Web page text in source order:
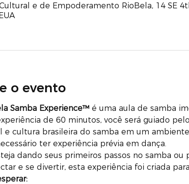
e de Empoderamento RioBela, 14 SE
o evento
Samba Experience™ é uma aula de samba
de 60 minutos, você será guiado
e cultura brasileira do samba em um
ter experiência prévia em dança.
dando seus primeiros passos no samba
e se divertir, esta experiência foi criada para